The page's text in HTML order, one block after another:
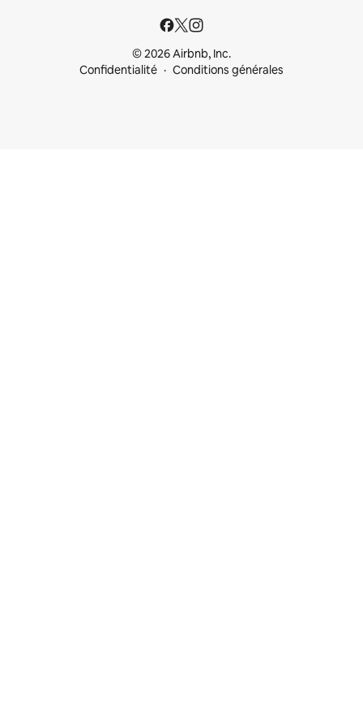
© 2026 Airbnb, Inc.
Confidentialité
Conditions générales